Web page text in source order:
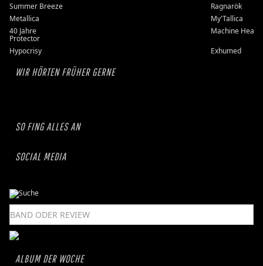
Summer Breeze
Ragnarök
Metallica
My'Tallica
40 Jahre
Protector
Machine Head
Hypocrisy
Exhumed
WIR HÖRTEN FRÜHER GERNE
SO FING ALLES AN
SOCIAL MEDIA
ALBUM DER WOCHE